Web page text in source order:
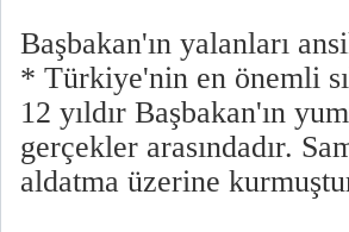
Başbakan'ın yalanları
* Türkiye'nin en önemli
12 yıldır Başbakan'ın
gerçekler arasındadır.
aldatma üzerine